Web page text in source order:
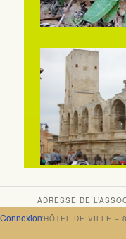
ADRESSE DE
L’HÔTEL DE VILLE –
Connexion